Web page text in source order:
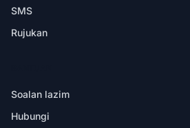
SMS
Rujukan
Soalan lazim
Hubungi